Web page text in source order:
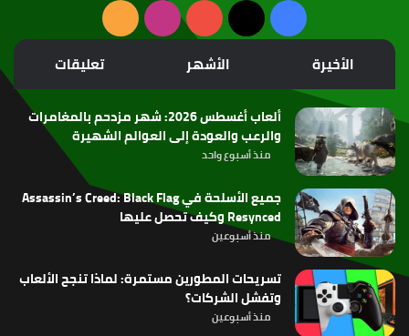
فيسبوك
‫X
‫YouTubeانستقرامملخص
الموقع
RSS
الأخيرة الأشهر تعليقات
ألعاب أغسطس 2026: شهر مزدحم بالمغامرات
والرعب والعودة إلى العوالم الشهيرة
منذ أسبوع واحد
جميع الأسلحة في Assassin’s Creed: Black Flag
Resynced وكيف تحصل عليها
منذ أسبوعين
تسريحات المطورين مستمرة: لماذا تنجح الألعاب
وتفشل الشركات؟
منذ أسبوعين